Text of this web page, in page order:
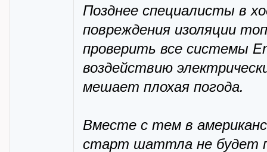
Позднее специалисты в
повреждения изоляции
проверить все системы
воздействию
мешает плохая погода.
Вместе с тем в
старт шаттла не будет